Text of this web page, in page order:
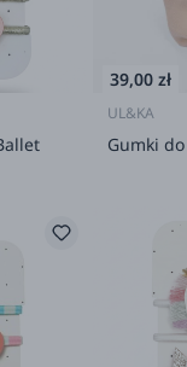
39,00 zł
UL&KA
Gumki do